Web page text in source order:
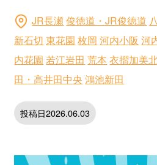
JR長瀬俊徳道・JR俊徳道
新石切 東花園 枚岡 河内小阪 河
内花園 若江岩田 荒本 衣摺加美
田・高井田中央 鴻池新田
投稿日2026.06.03